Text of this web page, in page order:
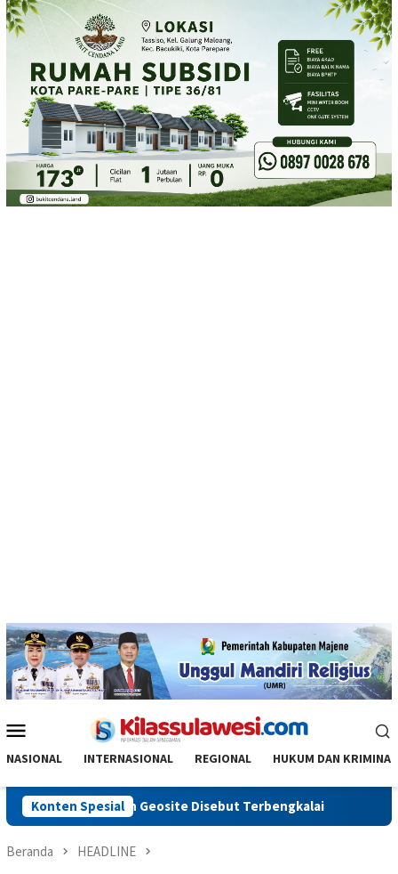
Loncat
ke
Mobile
NASIONAL INTERNASIONAL REGIONAL HUKUM DAN KRIMINAL
Konten Spesial
Geosite Disebut Terbengkalai Pertamina Patra
Beranda HEADLINE